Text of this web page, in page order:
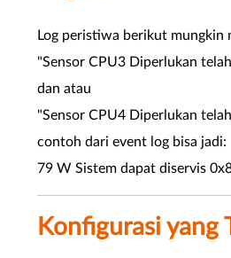
Log peristiwa berikut mungkin
"Sensor CPU3 Diperlukan
dan atau
"Sensor CPU4 Diperlukan
contoh dari event log bisa jadi:
79 W Sistem dapat diservis
Konfigurasi yang